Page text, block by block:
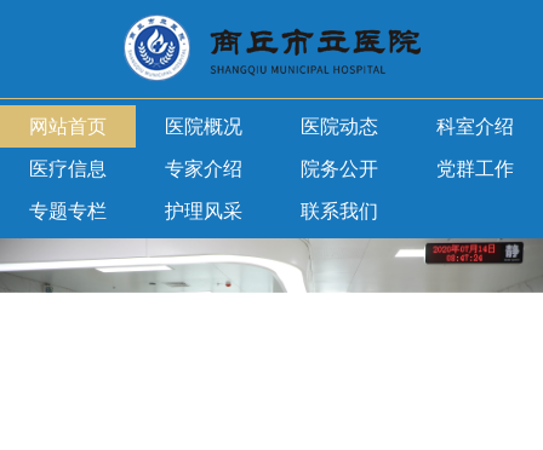
网站首页 医院概况 医院动态 科室介绍
医疗信息 专家介绍 院务公开 党群工作
专题专栏 护理风采 联系我们